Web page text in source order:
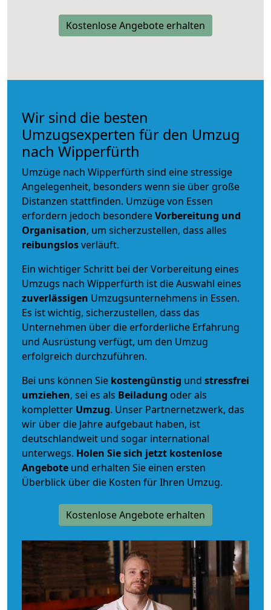
Kostenlose Angebote erhalten
Wir sind die besten
Umzugsexperten für den Umzug
nach Wipperfürth
Umzüge nach Wipperfürth sind eine stressige
Angelegenheit, besonders wenn sie über große
Distanzen stattfinden. Umzüge von Essen
erfordern jedoch besondereVorbereitung und
Organisation, um sicherzustellen, dass alles
reibungslosverläuft.
Ein wichtiger Schritt bei der Vorbereitung eines
Umzugs nach Wipperfürth ist die Auswahl eines
zuverlässigen Umzugsunternehmens in Essen.
Es ist wichtig, sicherzustellen, dass das
Unternehmen über die erforderliche Erfahrung
und Ausrüstung verfügt, um den Umzug
erfolgreich durchzuführen.
Bei uns können Sie kostengünstig und stressfrei
umziehen, sei es als Beiladung oder als
kompletter Umzug. Unser Partnernetzwerk, das
wir über die Jahre aufgebaut haben, ist
deutschlandweit und sogar international
unterwegs. Holen Sie sich jetzt kostenlose
Angebote und erhalten Sie einen ersten
Überblick über die Kosten für Ihren Umzug.
Kostenlose Angebote erhalten